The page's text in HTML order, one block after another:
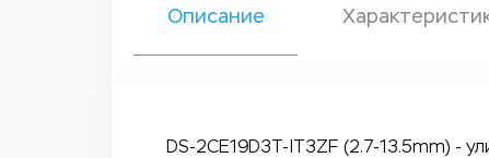
Описание
DS-2CE19D3T-IT3ZF (2.7-13.5mm) -